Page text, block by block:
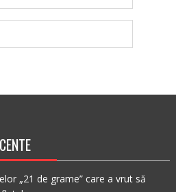
„21 de grame” care a vrut să